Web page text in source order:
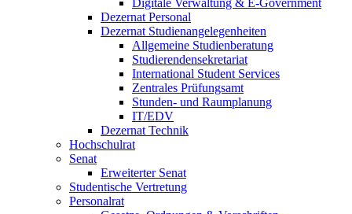
Dezernat Personal
Dezernat Studienangelegenheiten
Allgemeine Studienberatung
Studierendensekretariat
International Student Services
Zentrales Prüfungsamt
Stunden- und Raumplanung
IT/EDV
Dezernat Technik
Hochschulrat
Senat
Erweiterter Senat
Studentische Vertretung
Personalrat